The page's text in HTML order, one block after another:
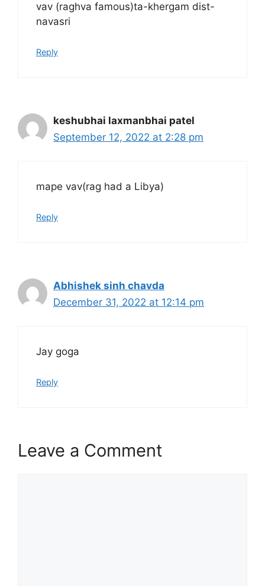
vav (raghva famous)ta-khergam dist-
navasri
Reply
keshubhai laxmanbhai patel
September 12, 2022 at 2:28 pm
mape vav(rag had a Libya)
Reply
Abhishek sinh chavda
December 31, 2022 at 12:14 pm
Jay goga
Reply
Leave a Comment